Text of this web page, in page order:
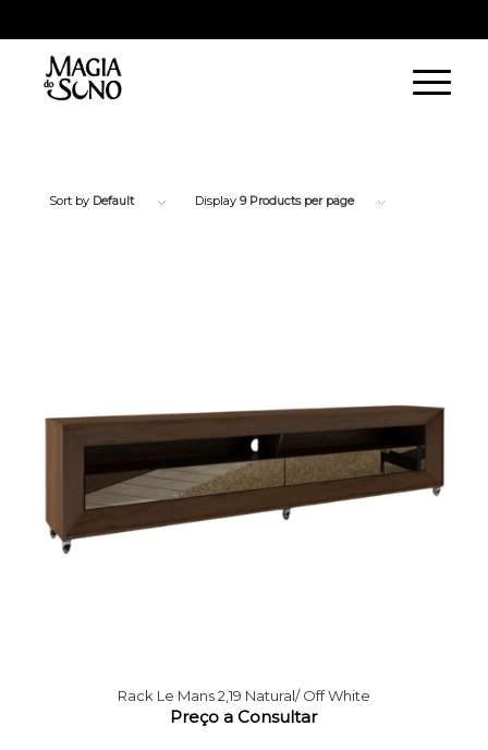
Sort by Default Display 9 Products per page
Rack Le Mans 2,19 Natural/ Off White